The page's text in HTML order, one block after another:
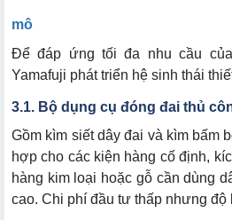
mô
Để đáp ứng tối đa nhu cầu
Yamafuji phát triển hệ sinh thái
3.1. Bộ dụng cụ đóng đai thủ
Gồm kìm siết dây đai và kìm bấm
hợp cho các kiện hàng cố định,
hàng kim loại hoặc gỗ cần dùng
cao. Chi phí đầu tư thấp nhưng độ